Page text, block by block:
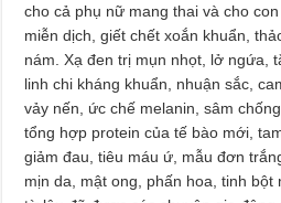
cho cả phụ nữ mang thai và cho
miễn dịch, giết chết xoắn khuẩn,
nám. Xạ đen trị mụn nhọt, lở ngứa,
linh chi kháng khuẩn, nhuận sắc,
vảy nến, ức chế melanin, sâm
tổng hợp protein của tế bào mới,
giảm đau, tiêu máu ứ, mẫu đơn
mịn da, mật ong, phấn hoa, tinh